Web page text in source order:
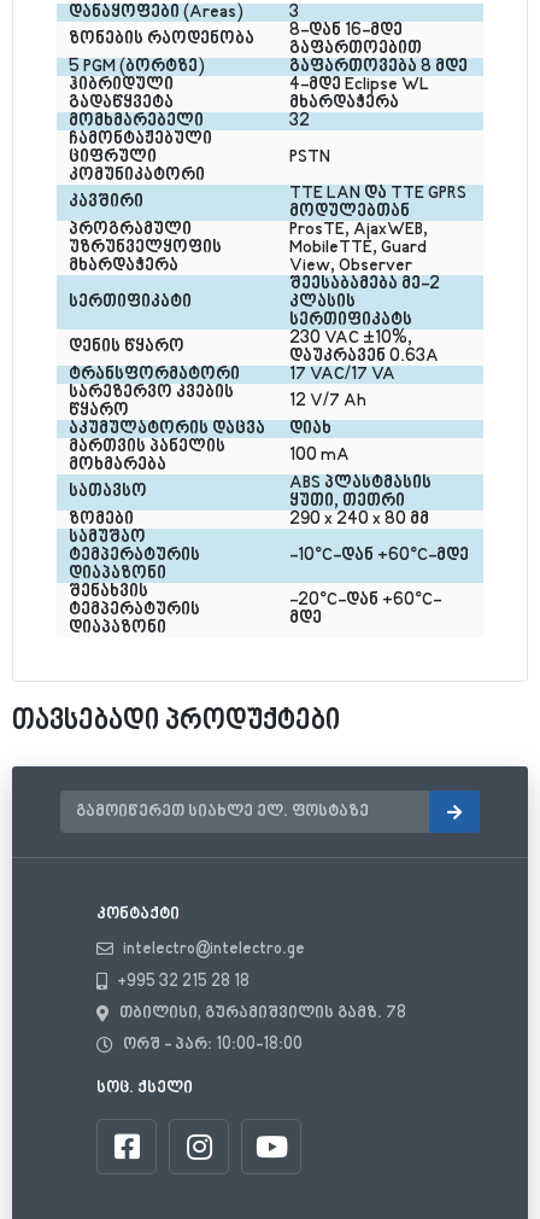
დანაყოფები (Areas)
3
ზონების რაოდენობა
8-დან 16-მდე
გაფართოებით
5 PGM (ბორტზე) გაფართოვება 8 მდე
ჰიბრიდული
გადაწყვეტა
4-მდე Eclipse WL
მხარდაჭერა
მომხმარებელი 32
ჩამონტაჟებული
ციფრული
კომუნიკატორი
PSTN
კავშირი
TTE LAN და TTE GPRS
მოდულებთან
პროგრამული
უზრუნველყოფის
მხარდაჭერა
ProsTE, AjaxWEB,
MobileTTE, Guard
View, Observer
სერთიფიკატი
შეესაბამება მე-2
კლასის
სერთიფიკატს
დენის წყარო
230 VAC ±10%,
დაუკრავენ 0.63A
ტრანსფორმატორი 17 VAC/17 VA
სარეზერვო კვების
წყარო
12 V/7 Ah
აკუმულატორის დაცვა
დიახ
მართვის პანელის
მოხმარება
100 mA
სათავსო
ABS პლასტმასის
ყუთი, თეთრი
ზომები 290 x 240 x 80 მმ
სამუშაო
ტემპერატურის
დიაპაზონი
-10°C-დან +60°C-მდე
შენახვის
ტემპერატურის
დიაპაზონი
-20°C-დან +60°C-
მდე
თავსებადი პროდუქტები
კონტაქტი
intelectro@intelectro.ge
+995 32 215 28 18
თბილისი, გურამიშვილის გამზ. 78
ორშ - პარ: 10:00-18:00
სოც. ქსელი